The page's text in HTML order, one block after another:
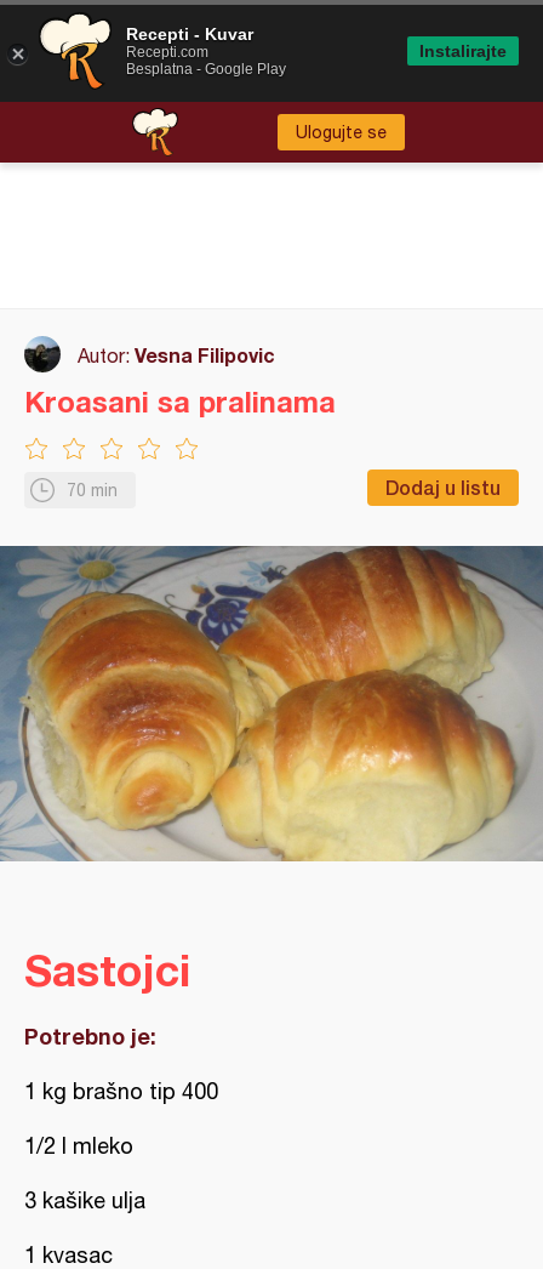
Ulogujte se
Autor: Vesna Filipovic
70 min Dodaj u listu
Kroasani sa pralinama
Sastojci
Potrebno je:
1 kg brašno tip 400
1/2 l mleko
3 kašike ulja
1 kvasac
Recepti - Kuvar
Recepti.com
Besplatna - Google Play
Instalirajte